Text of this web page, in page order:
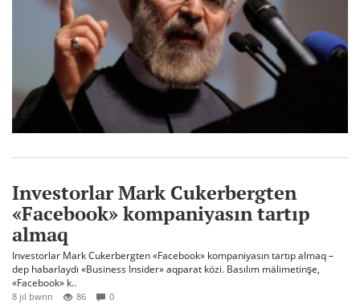
Investorlar Mark Cukerbergten
«Facebook» kompaniyasın tartıp
almaq
Investorlar Mark Cukerbergten «Facebook» kompaniyasın tartıp almaq –
dep habarlaydı «Business Insider» aqparat közi. Basılım mälimetinşe,
«Facebook» k..
8 jıl bwrın 86 0